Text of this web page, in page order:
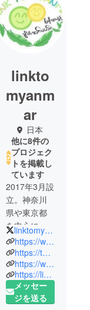
linkto
myanm
ar
日本
他に8件の
プロジェク
トを掲載し
ています
2017年3月設
立。神奈川
県や東京都
を中心に
①在日ミャ
ンマー人定
住支援
②文化交流
③国際協力
活動
linktomyanmar
https://www.npoltm.org/
https://twitter.com/linktomyanmar
https://www.facebook.com/LinkToMyanmar/
https://lin.ee/kErlrHY
メッセー
ジを送る